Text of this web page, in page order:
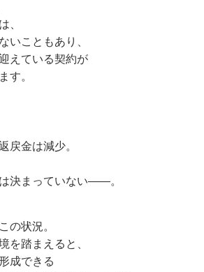
、
いこともあり、
えている契約が
す。
戻金は減少。
決まっていない——。
の状況。
を踏まえると、
成できる